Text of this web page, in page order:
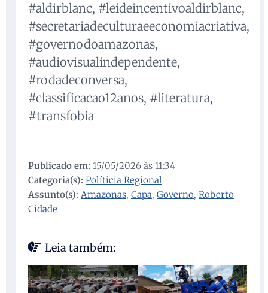
#aldirblanc, #leideincentivoaldirblanc,
#secretariadeculturaeeconomiacriativa,
#governodoamazonas,
#audiovisualindependente,
#rodadeconversa,
#classificacao12anos, #literatura,
#transfobia
Publicado em: 15/05/2026 às 11:34
Categoria(s): Políticia Regional
Assunto(s): Amazonas, Capa, Governo, Roberto
Cidade
Leia também: